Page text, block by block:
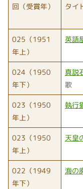
回（受賞年） タイ
025（1951
年上）
英語
024（1950
年下）
真説
歌
023（1950
年上）
執行
023（1950
年上）
天皇
022（1949
年下）
海の